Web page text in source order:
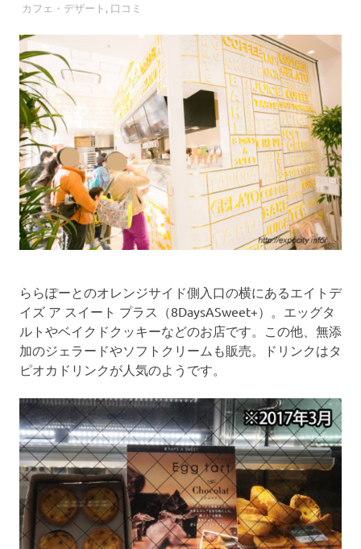
コ
ミ
の
投
稿
・
確
認
が
で
き
る
サ
イ
ト
す
。
皆
さ
ま
の
コ
ミ
を
お
待
ち
し
て
い
2016年3月9日
EXPO-ADMIN
カフェ・デザート , 口コミ
ららぽーとのオレンジサイド側入口の横にあるエイトデ
イズ ア スイート プラス（8DaysASweet+）。エッグタ
ルトやベイクドクッキーなどのお店です。この他、無添
加のジェラードやソフトクリームも販売。ドリンクはタ
ピオカドリンクが人気のようです。